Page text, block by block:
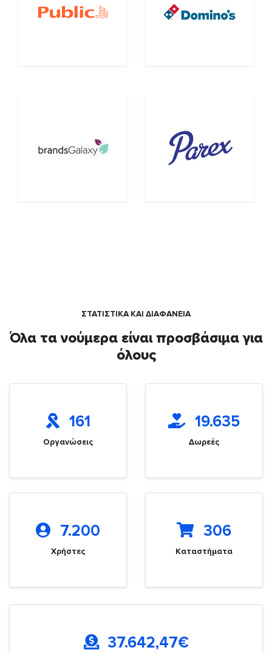
ΣΤΑΤΙΣΤΙΚΑ ΚΑΙ ΔΙΑΦΑΝΕΙΑ
Όλα τα νούμερα είναι προσβάσιμα για
όλους
161
Οργανώσεις
19.635
Δωρεές
7.200
Χρήστες
306
Καταστήματα
37.642,47€